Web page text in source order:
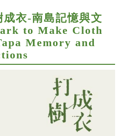
成衣-南島記憶與文
to Make Cloth
Memory and